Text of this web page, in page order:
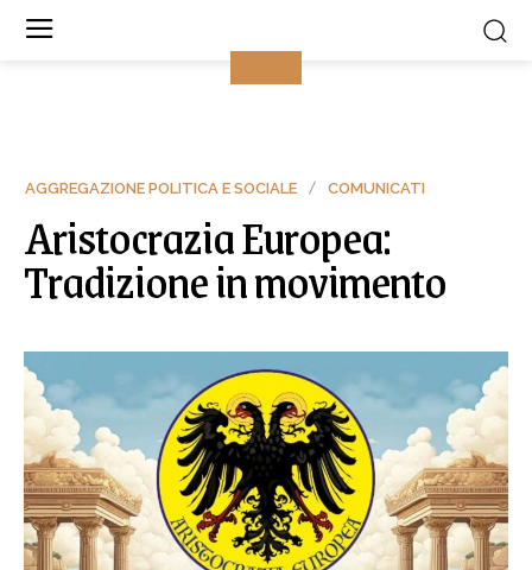
AGGREGAZIONE POLITICA E SOCIALE COMUNICATI
Aristocrazia Europea:
Tradizione in movimento